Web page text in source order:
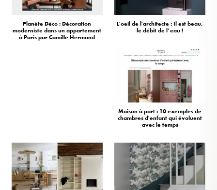
Planète Déco : Décoration
moderniste dans un appartement
à Paris par Camille Hermand
L'oeil de l'architecte : Il est beau,
le débit de l’eau !
Maison à part : 10 exemples de
chambres d'enfant qui évoluent
avec le temps